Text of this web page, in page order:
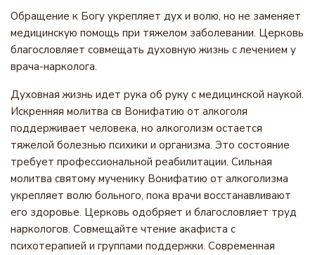
Обращение к Богу укрепляет дух и волю, но не заменяет
медицинскую помощь при тяжелом заболевании. Церковь
благословляет совмещать духовную жизнь с лечением у
врача-нарколога.
Духовная жизнь идет рука об руку с медицинской наукой.
Искренняя молитва св Вонифатию от алкоголя
поддерживает человека, но алкоголизм остается
тяжелой болезнью психики и организма. Это состояние
требует профессиональной реабилитации. Сильная
молитва святому мученику Вонифатию от алкоголизма
укрепляет волю больного, пока врачи восстанавливают
его здоровье. Церковь одобряет и благословляет труд
наркологов. Совмещайте чтение акафиста с
психотерапией и группами поддержки. Современная